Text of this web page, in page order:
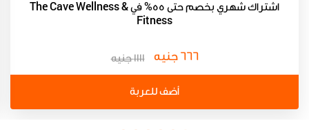
اشتراك شهري بخصم حتى 55% في The Cave Wellness &
Fitness
666 جنيه 1111 جنيه
أضف للعربة